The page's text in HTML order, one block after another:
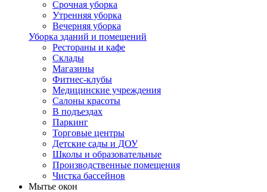
Срочная уборка
Утренняя уборка
Вечерняя уборка
Уборка зданий и помещений
Рестораны и кафе
Склады
Магазины
Фитнес-клубы
Медицинские учреждения
Салоны красоты
В подъездах
Паркинг
Торговые центры
Детские сады и ДОУ
Школы и образовательные
Производственные помещения
Чистка бассейнов
Мытье окон